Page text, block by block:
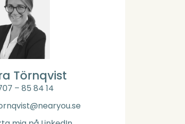
Törnqvist
– 85 84 14